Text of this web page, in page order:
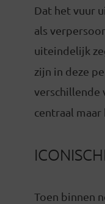
Dat het vuur
als
uiteindelijk
zijn in deze
verschillende
centraal
Toen binnen